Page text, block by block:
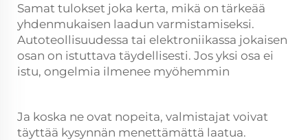
Samat tulokset joka kerta, mikä on tärkeää
yhdenmukaisen laadun varmistamiseksi.
Autoteollisuudessa tai elektroniikassa jokaisen
osan on istuttava täydellisesti. Jos yksi osa ei
istu, ongelmia ilmenee myöhemmin
Ja koska ne ovat nopeita, valmistajat voivat
täyttää kysynnän menettämättä laatua.